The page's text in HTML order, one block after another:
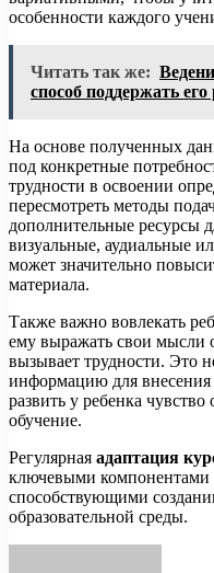
особенности каждого
Читать так же:
способ поддержать его
На основе полученных
под конкретные
трудности в освоении
пересмотреть методы
дополнительные ресурсы
визуальные, аудиальные
может значительно
материала.
Также важно вовлекать
ему выражать свои мысли
вызывает трудности. Это
информацию для
развить у ребенка чувство
обучение.
Регулярная адаптация
ключевыми компонентами
способствующими
образовательной среды.